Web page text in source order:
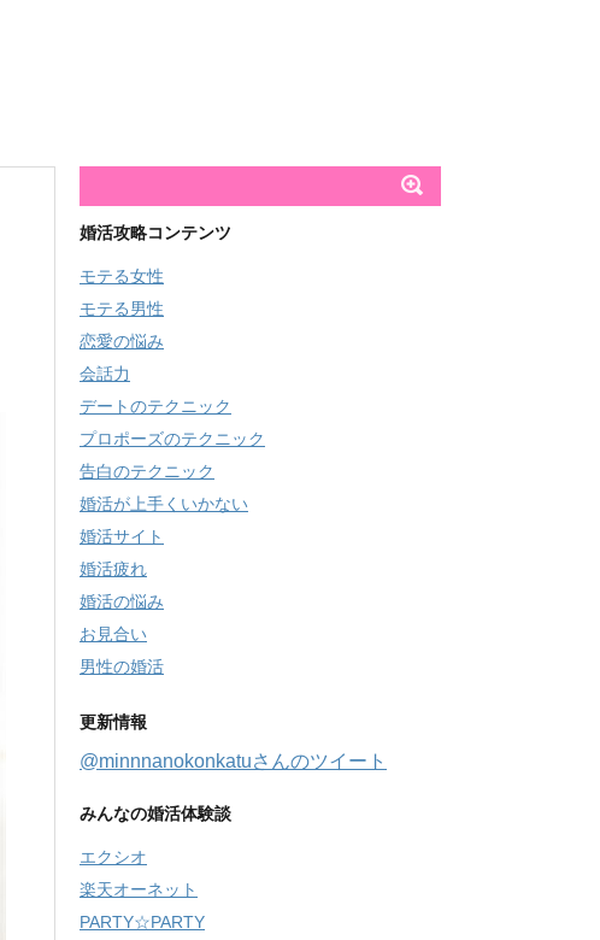
婚活攻略コンテンツ
モテる女性
モテる男性
恋愛の悩み
会話力
デートのテクニック
プロポーズのテクニック
告白のテクニック
婚活が上手くいかない
婚活サイト
婚活疲れ
婚活の悩み
お見合い
男性の婚活
更新情報
@minnnanokonkatuさんのツイート
みんなの婚活体験談
エクシオ
楽天オーネット
PARTY☆PARTY